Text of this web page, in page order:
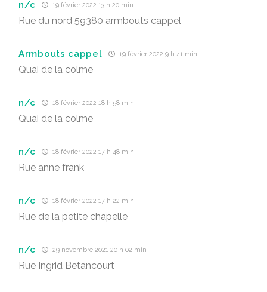
n/c 19 février 2022 13 h 20 min
Rue du nord 59380 armbouts cappel
Armbouts cappel 19 février 2022 9 h 41 min
Quai de la colme
n/c 18 février 2022 18 h 58 min
Quai de la colme
n/c 18 février 2022 17 h 48 min
Rue anne frank
n/c 18 février 2022 17 h 22 min
Rue de la petite chapelle
n/c 29 novembre 2021 20 h 02 min
Rue Ingrid Betancourt